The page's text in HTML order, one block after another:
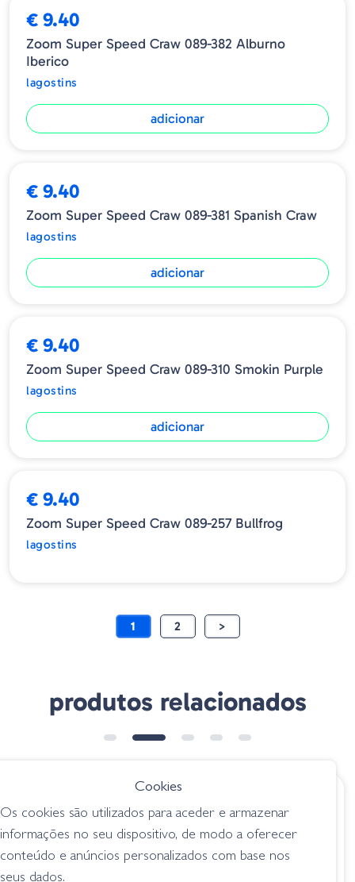
€ 9.40
Zoom Super Speed Craw 089-382 Alburno
Iberico
lagostins
adicionar
€ 9.40
Zoom Super Speed Craw 089-381 Spanish Craw
lagostins
adicionar
€ 9.40
Zoom Super Speed Craw 089-310 Smokin Purple
lagostins
adicionar
€ 9.40
Zoom Super Speed Craw 089-257 Bullfrog
lagostins
1 2 >
produtos relacionados
€ 9.90
Evergreen Double
Motion - 18 Secret
Smoke
Hart XL Crab - PE
Plum Emerald
Cookies
Os cookies são utilizados para aceder e armazenar
informações no seu dispositivo, de modo a oferecer
conteúdo e anúncios personalizados com base nos
seus dados.